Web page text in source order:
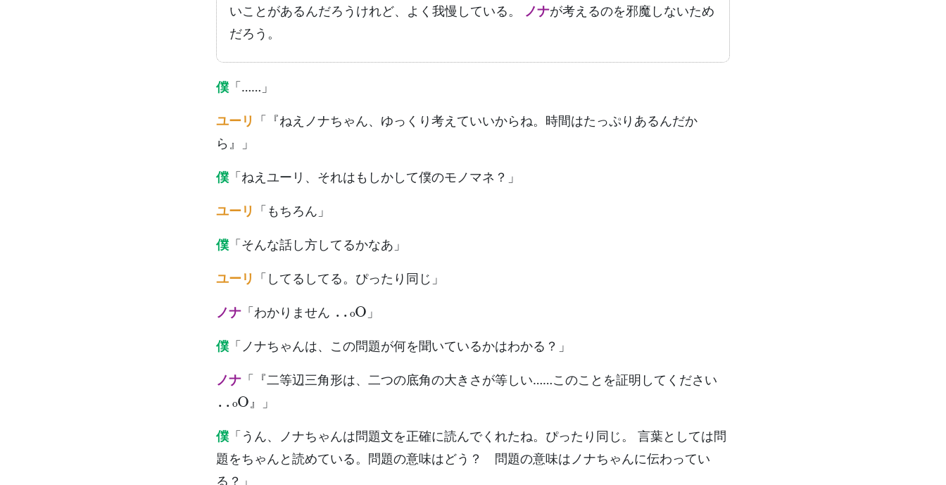
いことがあるんだろうけれど、よく我慢している。 ノナが考えるのを邪魔しないため
だろう。
僕「……」
ユーリ 「『ねえノナちゃん、ゆっくり考えていいからね。時間はたっぷりあるんだか
ら』」
僕「ねえユーリ、それはもしかして僕のモノマネ？」
ユーリ 「もちろん」
僕「そんな話し方してるかなあ」
ユーリ 「してるしてる。ぴったり同じ」
ノナ「わかりません
O
」
僕「ノナちゃんは、この問題が何を聞いているかはわかる？」
ノナ「『二等辺三角形は、二つの底角の大きさが等しい……このことを証明してください
.. oO
』」
僕「うん、ノナちゃんは問題文を正確に読んでくれたね。ぴったり同じ。 言葉としては問
題をちゃんと読めている。問題の意味はどう？ 問題の意味はノナちゃんに伝わってい
る？」